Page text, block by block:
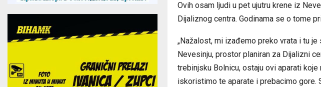
Ovih osam ljudi u pet ujutru krene iz
Dijaliznog centra. Godinama se o tome
„Nažalost, mi izađemo preko vrata i tu
Nevesinju, prostor planiran za Dijalizni
trebinjsku Bolnicu, ostaju ovi aparati
iskoristimo te aparate i prebacimo gore.